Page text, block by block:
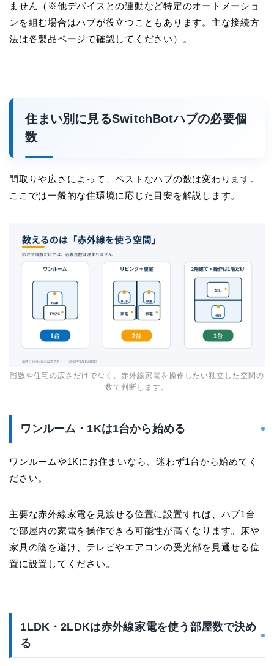
ません（※他デバイスとの連動など特定のオートメーショ
ンを組む場合はハブが役立つこともあります。主な接続方
法は各製品ページで確認してください）。
住まい別に見るSwitchBotハブの必要個
数
間取りや広さによって、ベストなハブの数は変わります。
ここでは一般的な住環境に応じた目安を解説します。
階数や住宅の広さだけでなく、赤外線家電を操作したい独立した空間の
数で判断します。
ワンルーム・1Kは1台から始める
ワンルームや1Kにお住まいなら、迷わず1台から始めてく
ださい。
主要な赤外線家電を見渡せる位置に設置すれば、ハブ1台
で部屋内の家電を操作できる可能性が高くなります。床や
家具の陰を避け、テレビやエアコンの受光部を見通せる位
置に設置してください。
1LDK・2LDKは赤外線家電を使う部屋数で決め
る